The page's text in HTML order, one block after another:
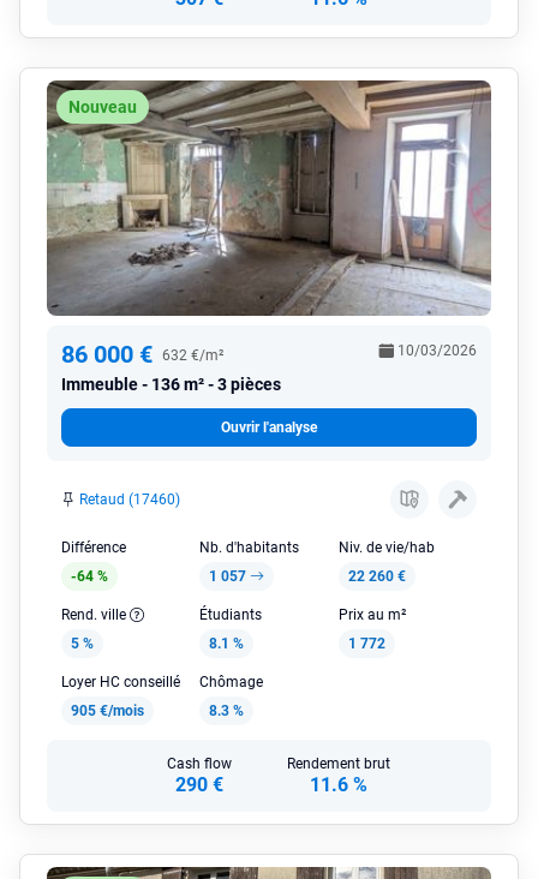
Nouveau
86 000 € 632 €/m²
Immeuble 136 m² - 3 pièces
10/03/2026
Ouvrir l'analyse
Retaud (17460)
Différence
-64 %
Nb. d'habitants
1 057
Niv. de vie/hab
22 260 €
Rend. ville
5 %
Étudiants
8.1 %
Prix au m²
1 772
Loyer HC conseillé
905 €/mois
Chômage
8.3 %
Cash flow
290 €
Rendement brut
11.6 %